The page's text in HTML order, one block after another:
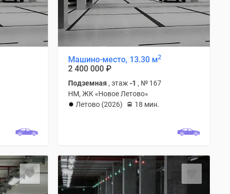
Машино-место, 13.30 м2
2 400 000 ₽
Подземная , этаж -1 , № 167
НМ, ЖК «Новое Летово»
Летово (2026)
18 мин.